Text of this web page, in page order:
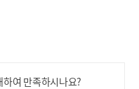
여 만족하시나요?